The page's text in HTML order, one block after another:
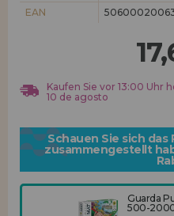
Los gehts! Wir haben auf dich
EAN
Kaufen Sie vor 13:00 Uhr
10 de agosto
Schauen Sie sich das
zusammengestellt
Guarda
500-